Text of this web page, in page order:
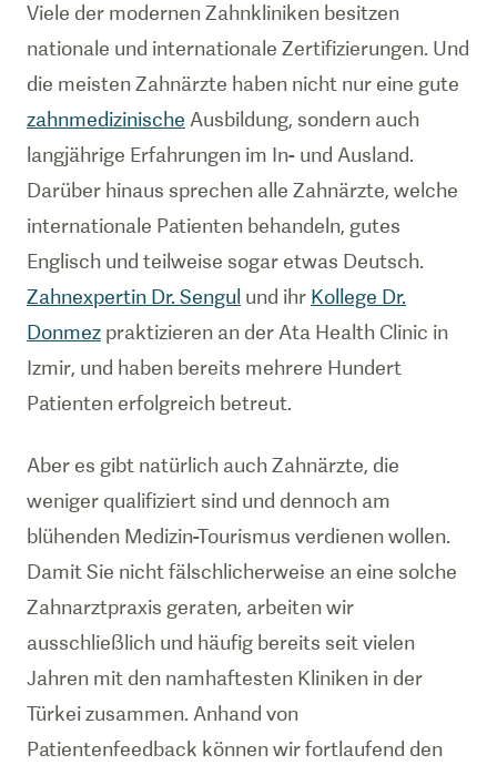
Viele der modernen Zahnkliniken besitzen
nationale und internationale Zertifizierungen. Und
die meisten Zahnärzte haben nicht nur eine gute
zahnmedizinische Ausbildung, sondern auch
langjährige Erfahrungen im In- und Ausland.
Darüber hinaus sprechen alle Zahnärzte, welche
internationale Patienten behandeln, gutes
Englisch und teilweise sogar etwas Deutsch.
Zahnexpertin Dr. Sengul und ihr Kollege Dr.
Donmez praktizieren an der Ata Health Clinic in
Izmir, und haben bereits mehrere Hundert
Patienten erfolgreich betreut.
Aber es gibt natürlich auch Zahnärzte, die
weniger qualifiziert sind und dennoch am
blühenden Medizin-Tourismus verdienen wollen.
Damit Sie nicht fälschlicherweise an eine solche
Zahnarztpraxis geraten, arbeiten wir
ausschließlich und häufig bereits seit vielen
Jahren mit den namhaftesten Kliniken in der
Türkei zusammen. Anhand von
Patientenfeedback können wir fortlaufend den